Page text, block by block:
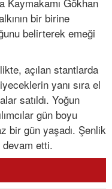
bir birine
belirterek emeği
açılan stantlarda
yanı sıra el
satıldı. Yoğun
gün boyu
bir gün yaşadı. Şenlik
etti.